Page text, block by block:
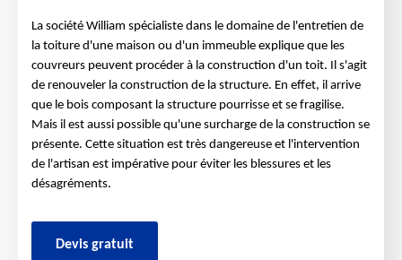
La société William spécialiste dans le domaine de l'entretien de
la toiture d'une maison ou d'un immeuble explique que les
couvreurs peuvent procéder à la construction d'un toit. Il s'agit
de renouveler la construction de la structure. En effet, il arrive
que le bois composant la structure pourrisse et se fragilise.
Mais il est aussi possible qu'une surcharge de la construction se
présente. Cette situation est très dangereuse et l'intervention
de l'artisan est impérative pour éviter les blessures et les
désagréments.
Devis gratuit